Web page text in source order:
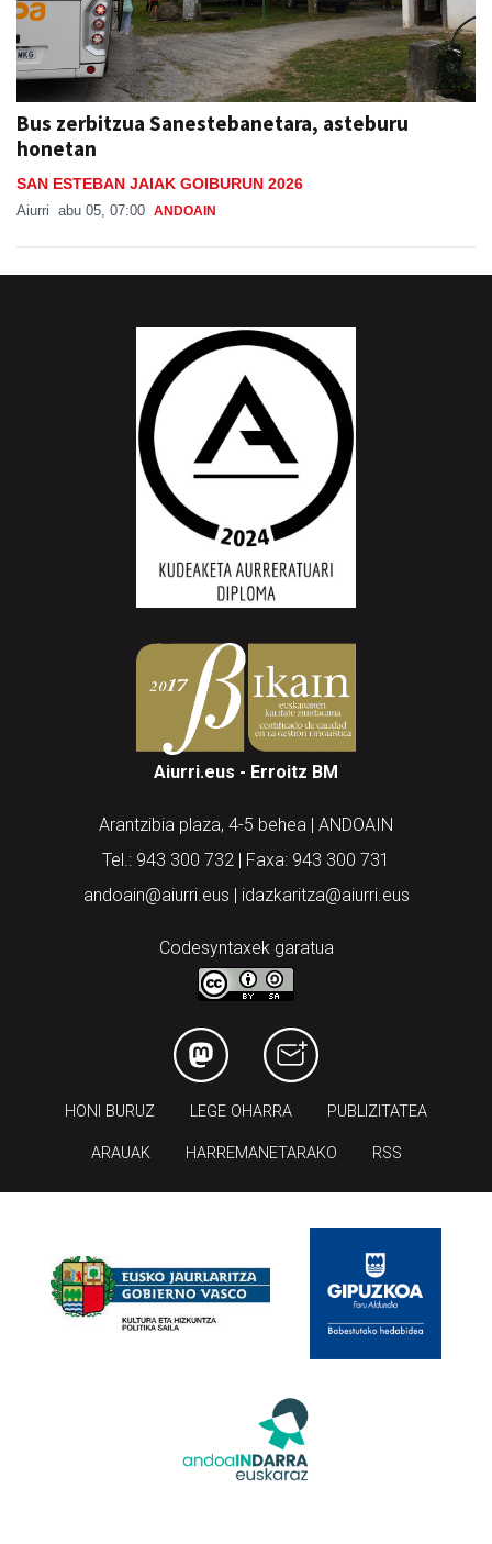
Bus zerbitzua Sanestebanetara, asteburu
honetan
SAN ESTEBAN JAIAK GOIBURUN 2026
Aiurri abu 05, 07:00 ANDOAIN
Aiurri.eus - Erroitz BM
Arantzibia plaza, 4-5 behea | ANDOAIN
Tel.: 943 300 732 | Faxa: 943 300 731
andoain@aiurri.eus | idazkaritza@aiurri.eus
Codesyntaxek garatua
HONI BURUZ LEGE OHARRA PUBLIZITATEA
ARAUAK HARREMANETARAKO RSS